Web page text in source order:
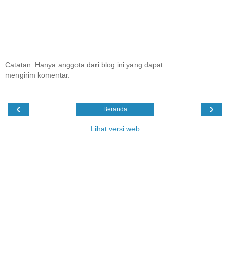
Catatan: Hanya anggota dari blog ini yang dapat
mengirim komentar.
‹ ›
Beranda
Lihat versi web